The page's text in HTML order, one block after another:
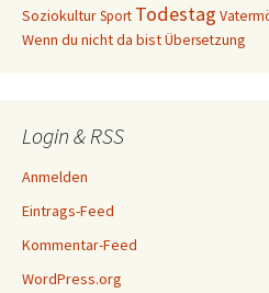
SoziokulturSport Todestag
Wenn du nicht da bistÜbersetzung
Login & RSS
Anmelden
Eintrags-Feed
Kommentar-Feed
WordPress.org